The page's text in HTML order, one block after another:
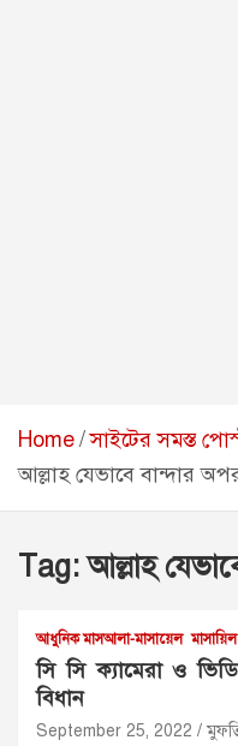
Home সাইটের সমস্ত
আল্লাহ যেভাবে বান্দার
Tag:আল্লাহ
আধুনিক মাসআলা-মাসায়েল
সি সি ক্যামেরা ও
বিধান
September 25, 2022